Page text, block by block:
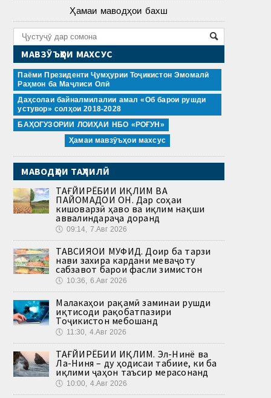
Ҳамаи маводҳои бахш
МАВЗӮЪҲОИ МАХСУС
Паёми Президенти Ҷумҳурии Тоҷикистон Эмомалӣ
Раҳмон ба Маҷлиси Олӣ
Даҳсолаи байналмилалии амал «Об барои рушди
устувор» солҳои 2018-2028
БАҲОГУЗОРИИ ЛОИҲАИ НБО «РОҒУН»
Ҳамаи мавзӯъҳои махсус
МАВОДҲОИ ТАҲЛИЛӢ
ТАҒЙИРЁБИИ ИҚЛИМ ВА
ПАЙОМАДҲОИ ОН. Дар соҳаи
кишоварзӣ ҳаво ва иқлим нақши
аввалиндараҷа доранд
🕔 09:14, 7.Авг 2026
ТАВСИЯҲОИ МУФИД. Доир ба тарзи
нави захира кардани меваҷоту
сабзавот барои фасли зимистон
🕔 10:36, 6.Авг 2026
Малакаҳои рақамӣ заминаи рушди
иқтисоди рақобатпазири
Тоҷикистон мебошанд
🕔 11:30, 4.Авг 2026
ТАҒЙИРЁБИИ ИҚЛИМ. Эл-Нинё ва
Ла-Ниня – ду ҳодисаи табиие, ки ба
иқлими ҷаҳон таъсир мерасонанд
🕔 10:00, 4.Авг 2026